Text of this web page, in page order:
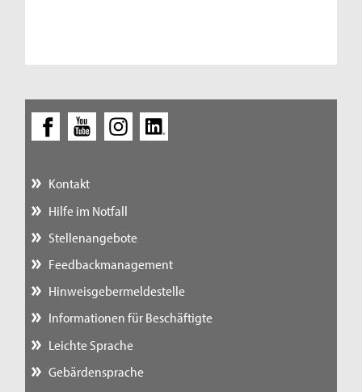
Kontakt
Hilfe im Notfall
Stellenangebote
Feedbackmanagement
Hinweisgebermeldestelle
Informationen für Beschäftigte
Leichte Sprache
Gebärdensprache